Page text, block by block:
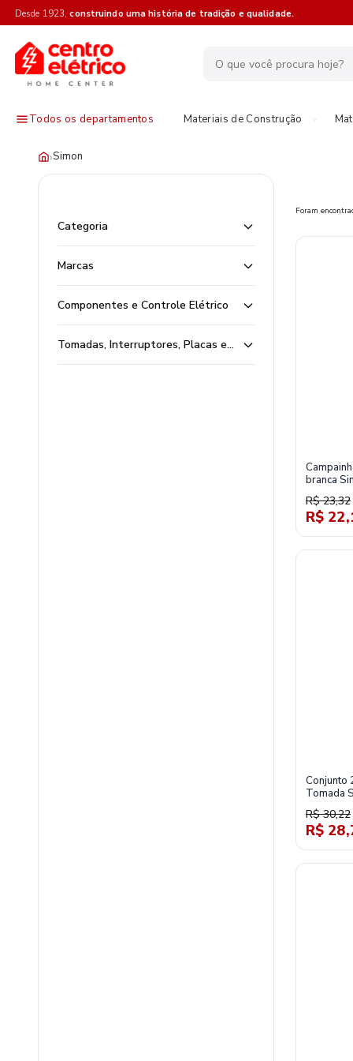
Desde 1923,construindo uma história de tradição e qualidade.
Todos os departamentos Materiais de Construção
›Simon
Categoria
Marcas
Componentes e Controle Elétrico
Tomadas, Interruptores, Placas e Módulos
Foram
branca
R$ 23,32
R$
Conjunto
Tomada
Simon
R$ 30,22
R$